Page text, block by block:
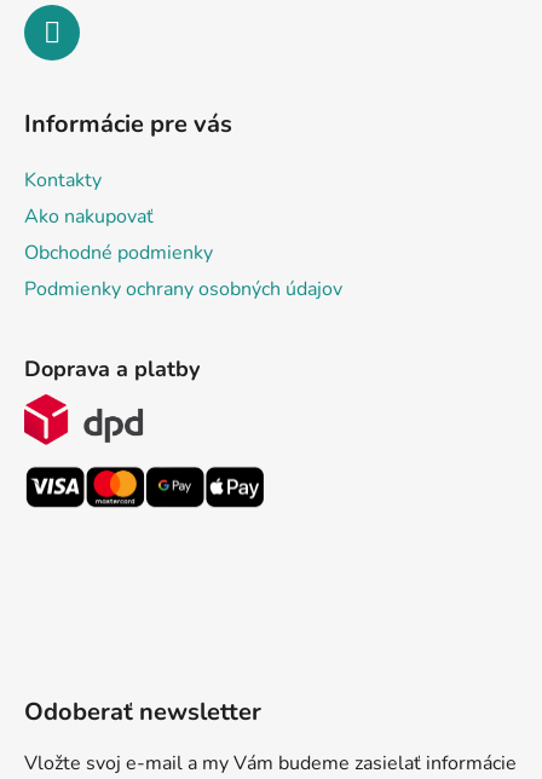
Informácie pre vás
Kontakty
Ako nakupovať
Obchodné podmienky
Podmienky ochrany osobných údajov
Doprava a platby
Odoberať newsletter
Vložte svoj e-mail a my Vám budeme zasielať informácie